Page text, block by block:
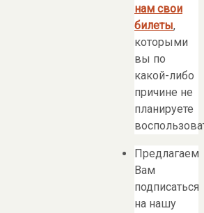
нам свои
билеты,
которыми
вы по
какой-либо
причине не
планируете
Предлагаем
Вам
подписаться
на нашу